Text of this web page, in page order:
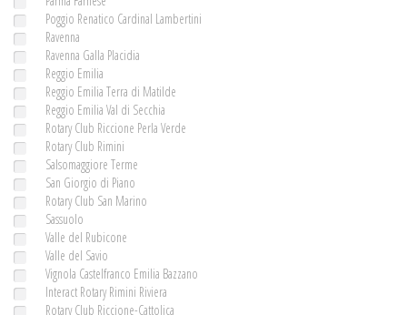
Poggio Renatico Cardinal Lambertini
Ravenna
Ravenna Galla Placidia
Reggio Emilia
Reggio Emilia Terra di Matilde
Reggio Emilia Val di Secchia
Rotary Club Riccione Perla Verde
Rotary Club Rimini
Salsomaggiore Terme
San Giorgio di Piano
Rotary Club San Marino
Sassuolo
Valle del Rubicone
Valle del Savio
Vignola Castelfranco Emilia Bazzano
Interact Rotary Rimini Riviera
Rotary Club Riccione-Cattolica